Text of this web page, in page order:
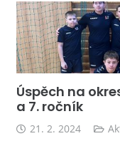
Úspěch na
a 7. ročník
21. 2. 2024